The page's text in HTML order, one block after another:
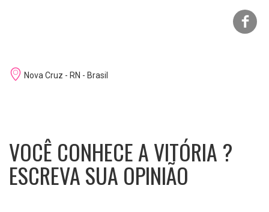
Nova Cruz - RN - Brasil
VOCÊ CONHECE A VITÓRIA ?
ESCREVA SUA OPINIÃO